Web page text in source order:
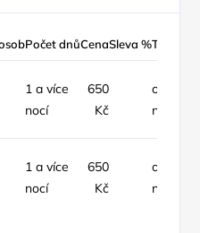
Počet dnůCenaSleva %Typ ceny
1 a více
nocí
650
Kč
osoba /
noc
1 a více
nocí
650
Kč
osoba /
noc